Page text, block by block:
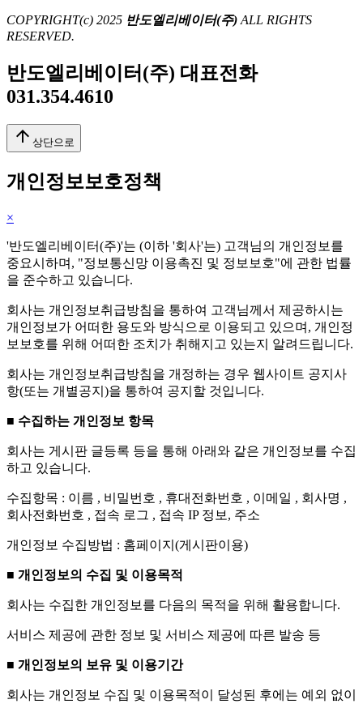
COPYRIGHT(c) 2025 반도엘리베이터(주) ALL RIGHTS
RESERVED.
반도엘리베이터(주) 대표전화
031.354.4610
arrow_upward 상단으로
개인정보보호정책
×
'반도엘리베이터(주)'는 (이하 '회사'는) 고객님의 개인정보를
중요시하며, "정보통신망 이용촉진 및 정보보호"에 관한 법률
을 준수하고 있습니다.
회사는 개인정보취급방침을 통하여 고객님께서 제공하시는
개인정보가 어떠한 용도와 방식으로 이용되고 있으며, 개인정
보보호를 위해 어떠한 조치가 취해지고 있는지 알려드립니다.
회사는 개인정보취급방침을 개정하는 경우 웹사이트 공지사
항(또는 개별공지)을 통하여 공지할 것입니다.
■ 수집하는 개인정보 항목
회사는 게시판 글등록 등을 통해 아래와 같은 개인정보를 수집
하고 있습니다.
수집항목 : 이름 , 비밀번호 , 휴대전화번호 , 이메일 , 회사명 ,
회사전화번호 , 접속 로그 , 접속 IP 정보, 주소
개인정보 수집방법 : 홈페이지(게시판이용)
■ 개인정보의 수집 및 이용목적
회사는 수집한 개인정보를 다음의 목적을 위해 활용합니다.
서비스 제공에 관한 정보 및 서비스 제공에 따른 발송 등
■ 개인정보의 보유 및 이용기간
회사는 개인정보 수집 및 이용목적이 달성된 후에는 예외 없이